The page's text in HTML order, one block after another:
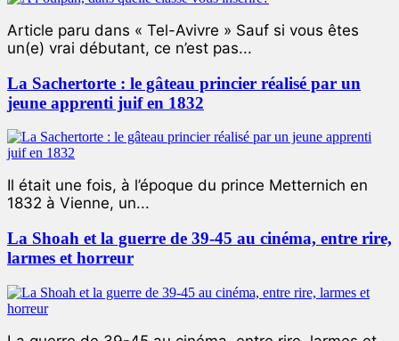
Article paru dans « Tel-Avivre » Sauf si vous êtes
un(e) vrai débutant, ce n’est pas...
La Sachertorte : le gâteau princier réalisé par un
jeune apprenti juif en 1832
Il était une fois, à l’époque du prince Metternich en
1832 à Vienne, un...
La Shoah et la guerre de 39-45 au cinéma, entre rire,
larmes et horreur